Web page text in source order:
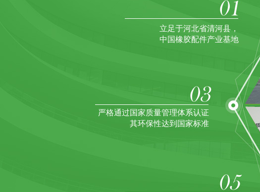
立足于河北省清河县，
中国橡胶配件产业基地
严格通过国家质量管理体系认证
其环保性达到国家标准